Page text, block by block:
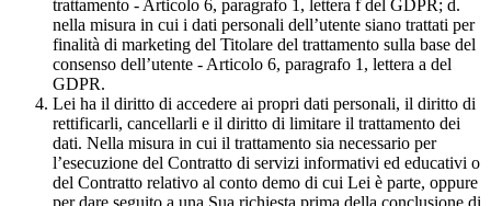
trattamento - Articolo 6, paragrafo 1, lettera f del GDPR; d.
nella misura in cui i dati personali dell’utente siano trattati per
finalità di marketing del Titolare del trattamento sulla base del
consenso dell’utente - Articolo 6, paragrafo 1, lettera a del
GDPR.
Lei ha il diritto di accedere ai propri dati personali, il diritto di
rettificarli, cancellarli e il diritto di limitare il trattamento dei
dati. Nella misura in cui il trattamento sia necessario per
l’esecuzione del Contratto di servizi informativi ed educativi o
del Contratto relativo al conto demo di cui Lei è parte, oppure
per dare seguito a una Sua richiesta prima della conclusione di